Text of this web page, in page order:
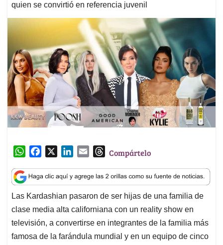
quien se convirtió en referencia juvenil
W
a
t
s
A
p
p
c
e
b
o
o
k
n
k
e
d
I
n
a
i
l
T
r
e
a
d
s
Compártelo
Las Kardashian pasaron de ser hijas de una familia de
clase media alta californiana con un reality show en
televisión, a convertirse en integrantes de la familia más
famosa de la farándula mundial y en un equipo de cinco